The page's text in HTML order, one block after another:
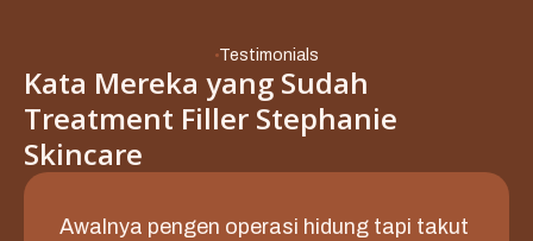
Testimonials
Kata Mereka yang Sudah
Treatment Filler Stephanie
Skincare
Awalnya pengen operasi hidung tapi takut